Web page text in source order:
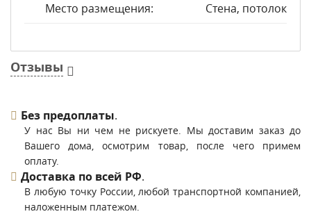
Место размещения:
Стена, потолок
Отзывы
Без предоплаты.
У нас Вы ни чем не рискуете. Мы доставим заказ до
Вашего дома, осмотрим товар, после чего примем
оплату.
Доставка по всей РФ.
В любую точку России, любой транспортной компанией,
наложенным платежом.